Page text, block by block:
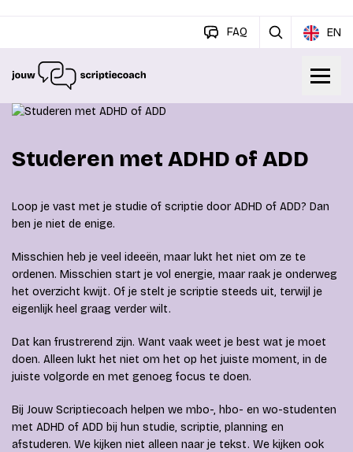
FAQ EN
Studeren met ADHD of ADD
Loop je vast met je studie of scriptie door ADHD of ADD? Dan
ben je niet de enige.
Misschien heb je veel ideeën, maar lukt het niet om ze te
ordenen. Misschien start je vol energie, maar raak je onderweg
het overzicht kwijt. Of je stelt je scriptie steeds uit, terwijl je
eigenlijk heel graag verder wilt.
Dat kan frustrerend zijn. Want vaak weet je best wat je moet
doen. Alleen lukt het niet om het op het juiste moment, in de
juiste volgorde en met genoeg focus te doen.
Bij Jouw Scriptiecoach helpen we mbo-, hbo- en wo-studenten
met ADHD of ADD bij hun studie, scriptie, planning en
afstuderen. We kijken niet alleen naar je tekst. We kijken ook